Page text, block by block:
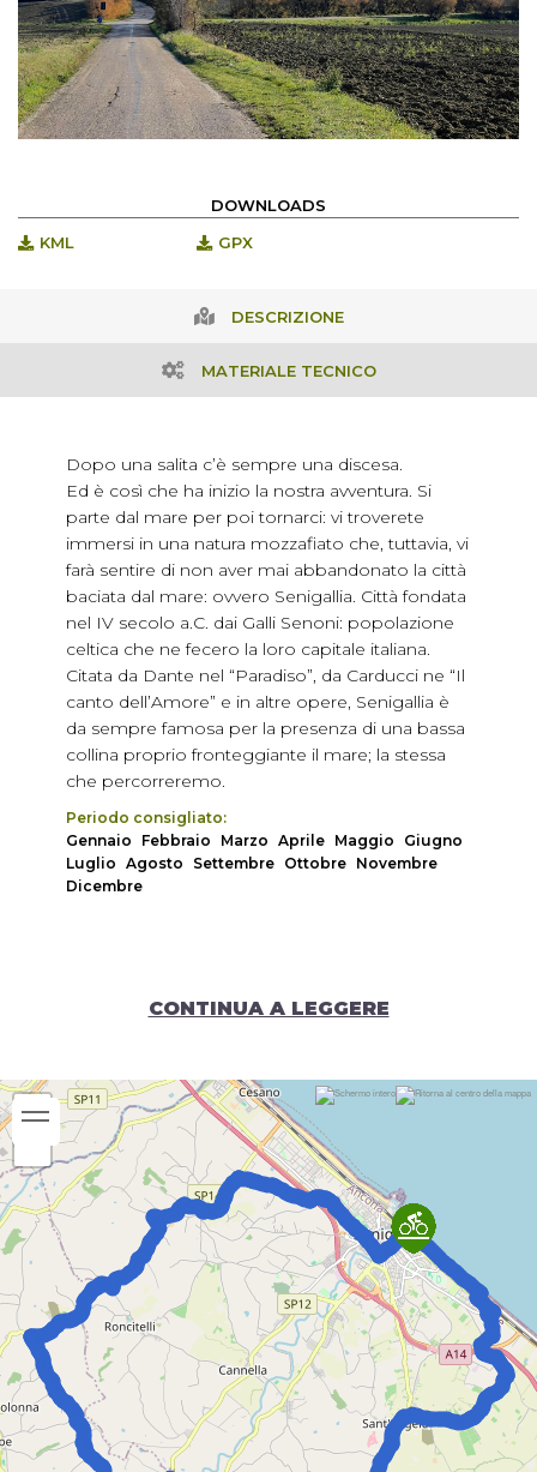
DOWNLOADS
KML
GPX
DESCRIZIONE
MATERIALE TECNICO
Dopo una salita c’è sempre una discesa.
Ed è così che ha inizio la nostra avventura. Si
parte dal mare per poi tornarci: vi troverete
immersi in una natura mozzafiato che, tuttavia, vi
farà sentire di non aver mai abbandonato la città
baciata dal mare: ovvero Senigallia. Città fondata
nel IV secolo a.C. dai Galli Senoni: popolazione
celtica che ne fecero la loro capitale italiana.
Citata da Dante nel “Paradiso”, da Carducci ne “Il
canto dell’Amore” e in altre opere, Senigallia è
da sempre famosa per la presenza di una bassa
collina proprio fronteggiante il mare; la stessa
che percorreremo.
Periodo consigliato:
Gennaio
Febbraio Marzo Aprile Maggio
Giugno
Luglio Agosto Settembre Ottobre Novembre
Dicembre
CONTINUA A LEGGERE